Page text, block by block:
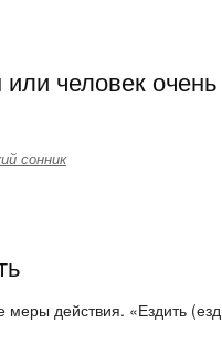
человек
сонник
действия. «Ездить